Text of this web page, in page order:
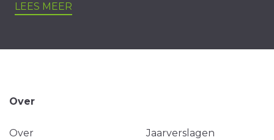
LEES MEER
Over
Over Jaarverslagen